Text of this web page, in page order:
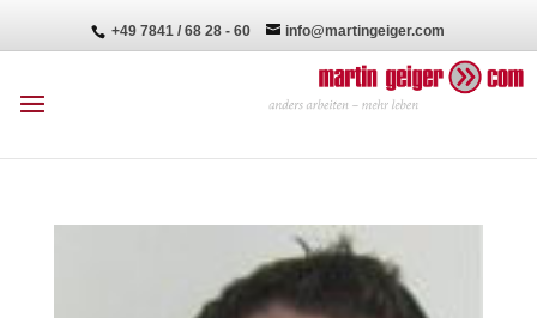
+49 7841 / 68 28 - 60 info@martingeiger.com